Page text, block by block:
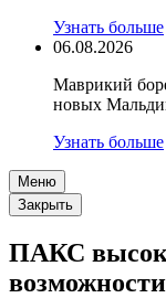
Узнать больше
06.08.2026
Маврикий
новых
Узнать больше
Меню
Закрыть
ПАКС